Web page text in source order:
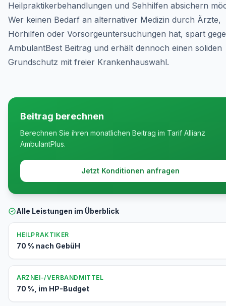
Heilpraktikerbehandlungen und Sehhilfen absichern
Wer keinen Bedarf an alternativer Medizin durch Ärzte,
Hörhilfen oder Vorsorgeuntersuchungen hat, spart
AmbulantBest Beitrag und erhält dennoch einen soliden
Grundschutz mit freier Krankenhauswahl.
Beitrag berechnen
Berechnen Sie ihren monatlichen Beitrag im Tarif Allianz
AmbulantPlus.
Jetzt Konditionen anfragen
Alle Leistungen im Überblick
HEILPRAKTIKER
70 % nach GebüH
ARZNEI-/VERBANDMITTEL
70 %, im HP-Budget